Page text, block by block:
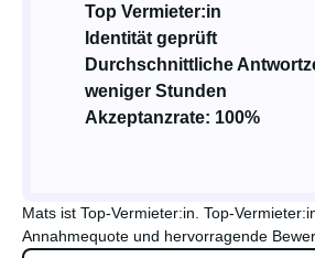
Top Vermieter:in
Identität geprüft
Durchschnittliche
weniger Stunden
Akzeptanzrate: 100%
Mats ist Top-Vermieter:in. Top-
Annahmequote und hervorragende